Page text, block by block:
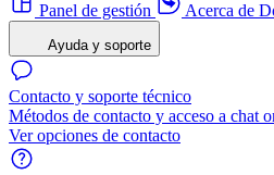
Panel de gestión
Acerca de
Ayuda y soporte
Contacto y soporte técnico
Métodos de contacto y acceso a chat
Ver opciones de contacto